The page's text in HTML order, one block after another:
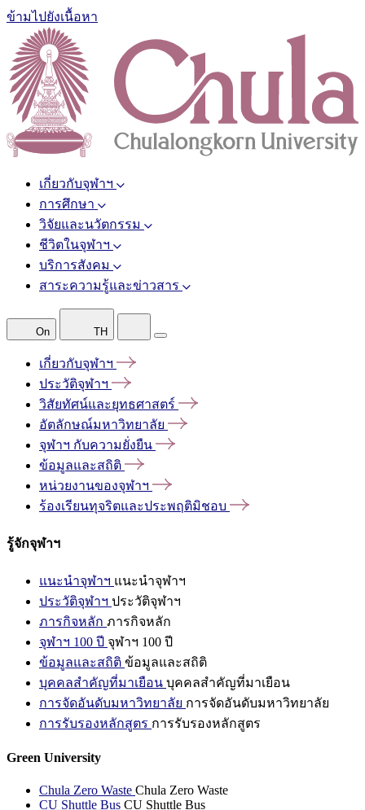
ข้ามไปยังเนื้อหา
เกี่ยวกับจุฬาฯ
การศึกษา
วิจัยและนวัตกรรม
ชีวิตในจุฬาฯ
บริการสังคม
สาระความรู้และข่าวสาร
On TH
เกี่ยวกับจุฬาฯ
ประวัติจุฬาฯ
วิสัยทัศน์และยุทธศาสตร์
อัตลักษณ์มหาวิทยาลัย
จุฬาฯ กับความยั่งยืน
ข้อมูลและสถิติ
หน่วยงานของจุฬาฯ
ร้องเรียนทุจริตและประพฤติมิชอบ
รู้จักจุฬาฯ
แนะนำจุฬาฯ แนะนำจุฬาฯ
ประวัติจุฬาฯ ประวัติจุฬาฯ
ภารกิจหลัก ภารกิจหลัก
จุฬาฯ 100 ปี จุฬาฯ 100 ปี
ข้อมูลและสถิติ ข้อมูลและสถิติ
บุคคลสำคัญที่มาเยือน บุคคลสำคัญที่มาเยือน
การจัดอันดับมหาวิทยาลัย การจัดอันดับมหาวิทยาลัย
การรับรองหลักสูตร การรับรองหลักสูตร
Green University
Chula Zero Waste Chula Zero Waste
CU Shuttle Bus CU Shuttle Bus